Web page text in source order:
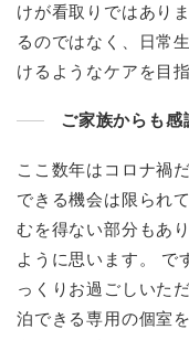
けが看取りではあり
るのではなく、日常
けるようなケアを目
ご家族からも感
ここ数年はコロナ禍
できる機会は限られ
むを得ない部分もあ
ように思います。 で
っくりお過ごしいた
泊できる専用の個室